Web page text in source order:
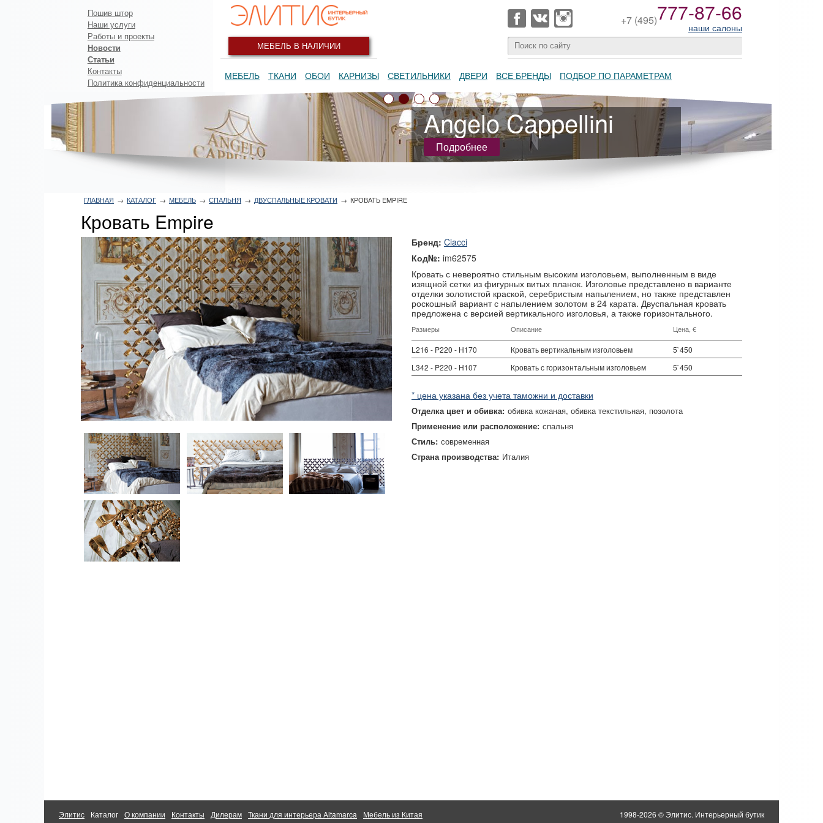
МЕБЕЛЬ В НАЛИЧИИ
+7 (495)777-87-66
наши салоны
МЕБЕЛЬ ТКАНИ ОБОИ КАРНИЗЫ СВЕТИЛЬНИКИ ДВЕРИ ВСЕ БРЕНДЫ ПОДБОР ПО ПАРАМЕТРАМ
ГЛАВНАЯ → КАТАЛОГ → МЕБЕЛЬ → СПАЛЬНЯ → ДВУСПАЛЬНЫЕ КРОВАТИ → КРОВАТЬ EMPIRE
Кровать Empire
Бренд: Ciacci
Код№: im62575
Кровать с невероятно стильным высоким изголовьем, выполненным в виде
изящной сетки из фигурных витых планок. Изголовье представлено в варианте
отделки золотистой краской, серебристым напылением, но также представлен
роскошный вариант с напылением золотом в 24 карата. Двуспальная кровать
предложена с версией вертикального изголовья, а также горизонтального.
Размеры Описание Цена, €
L216 - P220 - H170 Кровать вертикальным изголовьем
5`450
L342 - P220 - H107
Кровать с горизонтальным изголовьем 5`450
* цена указана без учета таможни и доставки
Отделка цвет и обивка: обивка кожаная обивка текстильная позолота
Применение или расположение: спальня
Стиль: современная
Страна производства: Италия
Элитис Каталог О компании Контакты Дилерам Ткани для интерьера Altamarca Мебель из Китая 1998-2026 © Элитис. Интерьерный бутик
Пошив штор
Наши услуги
Работы и проекты
Новости
Статьи
Контакты
Политика конфиденциальности
Angelo Cappellini
Подробнее